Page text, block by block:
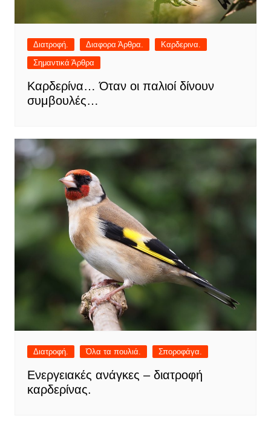
Διατροφή. Διαφορα Άρθρα.
Καρδερινα.
Σημαντικά Άρθρα
Καρδερίνα… Όταν οι παλιοί δίνουν
συμβουλές…
Διατροφή. Όλα τα πουλιά. Σποροφάγα.
Ενεργειακές ανάγκες – διατροφή
καρδερίνας.